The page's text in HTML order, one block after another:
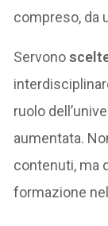
compreso, da
Servono
ruolo
aumentata.
contenuti, ma
formazione